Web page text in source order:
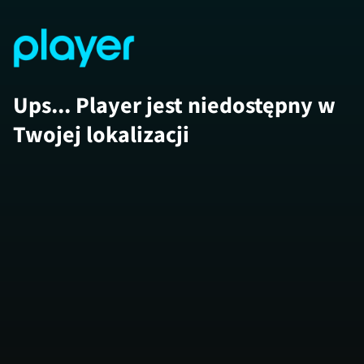
Ups... Player jest niedostępny w
Twojej lokalizacji